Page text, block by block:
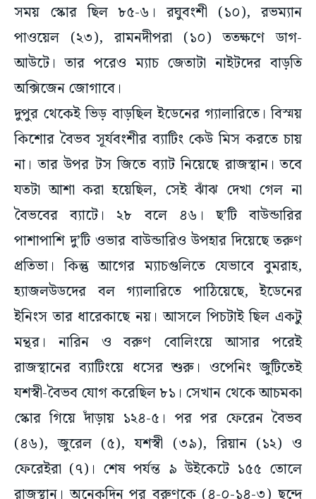
সময় স্কোর ছিল ৮৫-৬। রঘুবংশী (১০), রভম্যান
পাওয়েল (২৩), রামনদীপরা (১০) ততক্ষণে ডাগ-
আউটে। তার পরেও ম্যাচ জেতাটা নাইটদের বাড়তি
অক্সিজেন জোগাবে।
দুপুর থেকেই ভিড় বাড়ছিল ইডেনের গ্যালারিতে। বিস্ময়
কিশোর বৈভব সূর্যবংশীর ব্যাটিং কেউ মিস করতে চায়
না। তার উপর টস জিতে ব্যাট নিয়েছে রাজস্থান। তবে
যতটা আশা করা হয়েছিল, সেই ঝাঁঝ দেখা গেল না
বৈভবের ব্যাটে। ২৮ বলে ৪৬। ছ’টি বাউন্ডারির
পাশাপাশি দু’টি ওভার বাউন্ডারিও উপহার দিয়েছে তরুণ
প্রতিভা। কিন্তু আগের ম্যাচগুলিতে যেভাবে বুমরাহ,
হ্যাজলউডদের বল গ্যালারিতে পাঠিয়েছে, ইডেনের
ইনিংস তার ধারেকাছে নয়। আসলে পিচটাই ছিল একটু
মন্থর। নারিন ও বরুণ বোলিংয়ে আসার পরেই
রাজস্থানের ব্যাটিংয়ে ধসের শুরু। ওপেনিং জুটিতেই
যশস্বী-বৈভব যোগ করেছিল ৮১। সেখান থেকে আচমকা
স্কোর গিয়ে দাঁড়ায় ১২৪-৫। পর পর ফেরেন বৈভব
(৪৬), জুরেল (৫), যশস্বী (৩৯), রিয়ান (১২) ও
ফেরেইরা (৭)। শেষ পর্যন্ত ৯ উইকেটে ১৫৫ তোলে